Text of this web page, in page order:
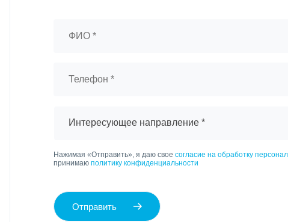
Интересующее направление *
Нажимая «Отправить», я даю свое согласие на обработку
принимаю политику конфиденциальности
Отправить